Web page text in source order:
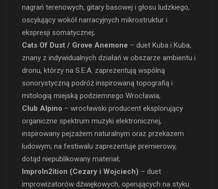
nagrań terenowych, gitary basowej i głosu ludzkiego,
oscylujący wokół narracyjnych mikrostruktur i
ekspresji somatycznej;
Cats Of Dust / Grove Anemone – duet Kuba i Kuba,
znany z indywidualnych działań w obszarze ambientu i
dronu, którzy na S.E.A. zaprezentują wspólną
sonorystyczną podróż inspirowaną topografią i
mitologią miejską podziemnego Wrocławia;
Club Alpino – wrocławski producent eksplorujący
organiczne spektrum muzyki elektronicznej,
inspirowany pejzażem naturalnym oraz przekazem
ludowym; na festiwalu zaprezentuje premierowy,
dotąd niepublikowany materiał;
ImproIn2ition (Cezary i Wojciech) – duet
improwizatorów dźwiękowych, operujących na styku